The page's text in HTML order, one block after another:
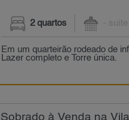
2 quartos - suíte
Em um quarteirão rodeado de
Lazer completo e Torre única.
Sobrado à Venda na